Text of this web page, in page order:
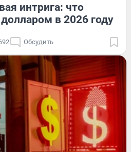
интрига: что
в 2026 году
Обсудить